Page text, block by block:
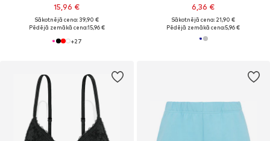
15,96 €
Sākotnējā cena: 39,90 €
Pēdējā zemākā cena:15,96 €
+27
6,36 €
Sākotnējā cena: 21,90 €
Pēdējā zemākā cena:5,96 €